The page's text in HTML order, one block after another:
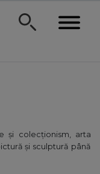
și colecționism, arta
și sculptură până